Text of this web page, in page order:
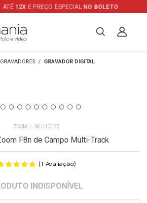
12XE PREÇO ESPECIALNO BOLETO
GRAVADOR DIGITAL
ZOOM 13028
F8n de Campo Multi-Track
(1 Avaliação)